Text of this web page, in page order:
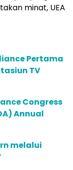
minat, UEA
Pertama
TV
Congress
Annual
melalui